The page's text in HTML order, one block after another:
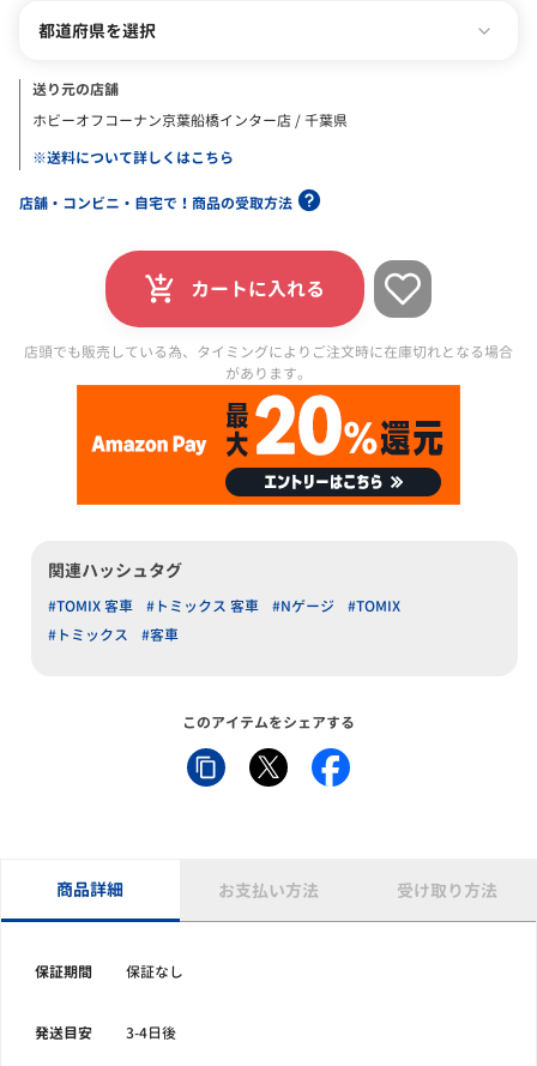
都道府県を選択
送り元の店舗
ホビーオフコーナン京葉船橋インター店 / 千葉県
※送料について詳しくはこちら
店舗・コンビニ・自宅で！商品の受取方法
カートに入れる
店頭でも販売している為、タイミングによりご注文時に在庫切れとなる場合
があります。
関連ハッシュタグ
#TOMIX 客車 #トミックス 客車 #Nゲージ
#TOMIX
#トミックス
#客車
このアイテムをシェアする
商品詳細 お支払い方法 受け取り方法
保証期間 保証なし
発送目安 3-4日後